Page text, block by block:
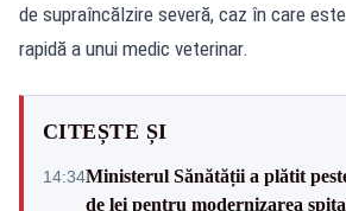
de supraîncălzire severă, caz în care
rapidă a unui medic veterinar.
CITEȘTE ȘI
14:34Ministerul Sănătății a plătit
de lei pentru modernizarea